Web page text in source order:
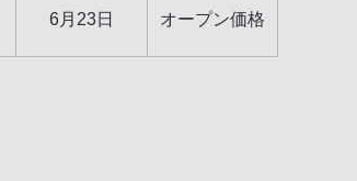
6月23日
オープン価格